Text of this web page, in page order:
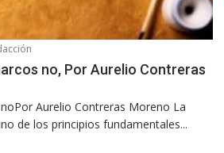
no, Por Aurelio Contreras
Aurelio Contreras Moreno La
de los principios fundamentales...